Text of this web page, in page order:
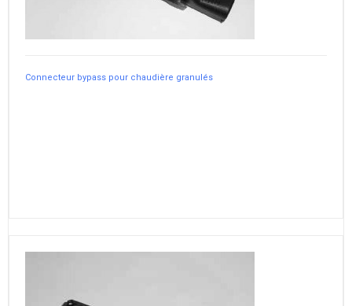
Connecteur bypass pour chaudière granulés